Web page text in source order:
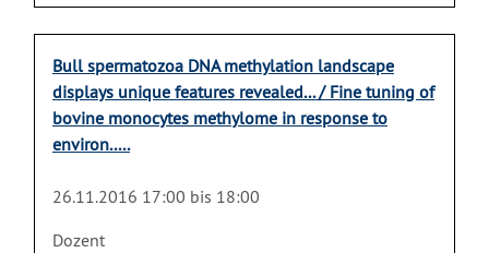
Bull spermatozoa DNA methylation landscape
displays unique features revealed... / Fine tuning of
bovine monocytes methylome in response to
environ.....
26.11.2016 17:00 bis 18:00
Dozent